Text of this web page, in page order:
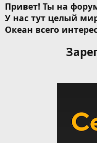
Привет! Ты на
У нас тут целый
Океан всего